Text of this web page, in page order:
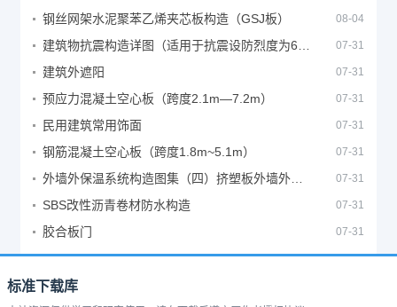
钢丝网架水泥聚苯乙烯夹芯板构造（GSJ板） 08-04
07-31
建筑外遮阳 07-31
预应力混凝土空心板（跨度2.1m—7.2m） 07-31
民用建筑常用饰面 07-31
钢筋混凝土空心板（跨度1.8m~5.1m） 07-31
07-31
SBS改性沥青卷材防水构造 07-31
胶合板门 07-31
标准下载库